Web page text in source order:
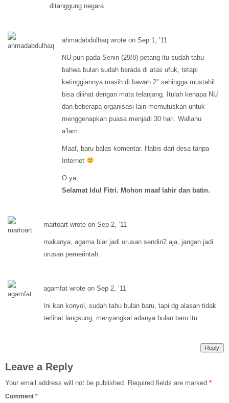
ditanggung negara
ahmadabdulhaq wrote on Sep 1, ’11
NU pun pada Senin (29/8) petang itu sudah tahu
bahwa bulan sudah berada di atas ufuk, tetapi
ketinggiannya masih di bawah 2° sehingga mustahil
bisa dilihat dengan mata telanjang. Itulah kenapa NU
dan beberapa organisasi lain memutuskan untuk
menggenapkan puasa menjadi 30 hari. Wallahu
a’lam.
Maaf, baru balas komentar. Habis dari desa tanpa
Internet
O ya,
Selamat Idul Fitri. Mohon maaf lahir dan batin.
martoart wrote on Sep 2, ’11
makanya, agama biar jadi urusan sendiri2 aja, jangan jadi
urusan pemerintah.
agamfat wrote on Sep 2, ’11
Ini kan konyol, sudah tahu bulan baru, tapi dg alasan tidak
terlihat langsung, menyangkal adanya bulan baru itu
Reply
Leave a Reply
Your email address will not be published. Required fields are marked *
Comment *